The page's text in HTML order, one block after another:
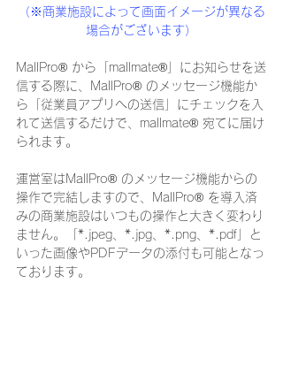
（※商業施設によって画面イメージが異なる
場合がございます）
MallPro® から「mallmate®」にお知らせを送
信する際に、MallPro® のメッセージ機能か
ら「従業員アプリへの送信」にチェックを入
れて送信するだけで、mallmate® 宛てに届け
られます。
運営室はMallPro® のメッセージ機能からの
操作で完結しますので、MallPro® を導入済
みの商業施設はいつもの操作と大きく変わり
ません。「*.jpeg、*.jpg、*.png、*.pdf」と
いった画像やPDFデータの添付も可能となっ
ております。